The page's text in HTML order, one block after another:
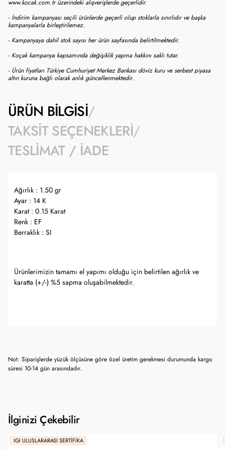
www.kocak.com.tr üzerindeki alışverişlerde geçerlidir.
- İndirim kampanyası seçili ürünlerde geçerli olup stoklarla sınırlıdır ve başka
kampanyalarla birleştirilemez.
- Kampanyaya dahil stok sayısı her ürün sayfasında belirtilmektedir.
- Koçak kampanya kapsamında değişiklik yapma hakkını saklı tutar.
- Ürün fiyatları Türkiye Cumhuriyet Merkez Bankası döviz kuru ve serbest piyasa
altın kuruna bağlı olarak anlık güncellenmektedir.
ÜRÜN BILGISI
TAKSIT SEÇENEKLERI
TESLIMAT / İADE
Ağırlık : 1.50 gr
Ayar : 14 K
Karat : 0.15 Karat
Renk : EF
Berraklık : SI
Ürünlerimizin tamamı el yapımı olduğu için belirtilen ağırlık ve
karatta (+/-) %5 sapma oluşabilmektedir.
Not: Siparişlerde yüzük ölçüsüne göre özel üretim gerekmesi durumunda kargo
süresi 10-14 gün arasındadır.
İlginizi Çekebilir
IGI ULUSLARARASI SERTIFIKA